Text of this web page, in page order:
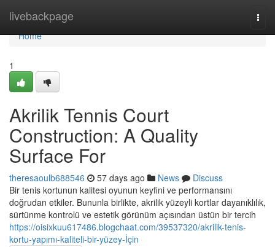
livebackpage
Home
Home
1
Akrilik Tennis Court
Construction: A Quality
Surface For
theresaoulb688546 57 days ago News
Discuss
Bir tenis kortunun kalitesi oyunun keyfini ve performansını
doğrudan etkiler. Bununla birlikte, akrilik yüzeyli kortlar dayanıklılık,
sürtünme kontrolü ve estetik görünüm açısından üstün bir tercih
https://oisixkuu617486.blogchaat.com/39537320/akrilik-tenis-
kortu-yapımı-kaliteli-bir-yüzey-İçin